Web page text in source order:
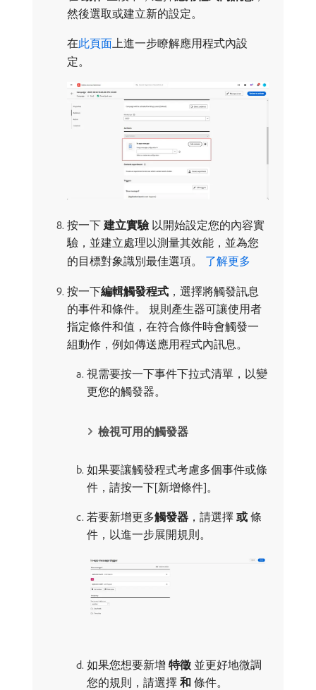
然後選取或建立新的設定。
在此頁面上進一步瞭解應用程式內設
定。
按一下​ 建立實驗​以開始設定您的內容實
驗，並建立處理以測量其效能，並為您
的目標對象識別最佳選項。 了解更多
按一下​編輯觸發程式 ，選擇將觸發訊息
的事件和條件。 規則產生器可讓使用者
指定條件和值，在符合條件時會觸發一
組動作，例如傳送應用程式內訊息。
視需要按一下事件下拉式清單，以變
更您的觸發器。
檢視可用的觸發器
如果要讓觸發程式考慮多個事件或條
件，請按一下[新增條件]。
若要新增更多​觸發器 ，請選擇​ 或 ​條
件，以進一步展開規則。
如果您想要新增​ 特徵 ​並更好地微調
您的規則，請選擇​ 和 ​條件。